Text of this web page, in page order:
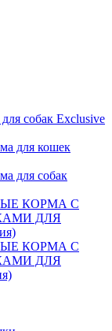
собак Exclusive
для кошек
для собак
КОРМА С
ДЛЯ
КОРМА С
ДЛЯ